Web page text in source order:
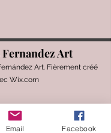
Art
Art. Fièrement créé
Wix.com
Email Facebook